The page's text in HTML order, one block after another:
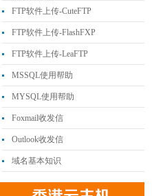
FTP软件上传-CuteFTP
FTP软件上传-FlashFXP
FTP软件上传-LeaFTP
MSSQL使用帮助
MYSQL使用帮助
Foxmail收发信
Outlook收发信
域名基本知识